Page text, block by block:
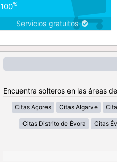
100%
Servicios gratuitos
Encuentra solteros en las áreas
Citas Açores Citas Algarve
Citas Distrito de Évora Citas